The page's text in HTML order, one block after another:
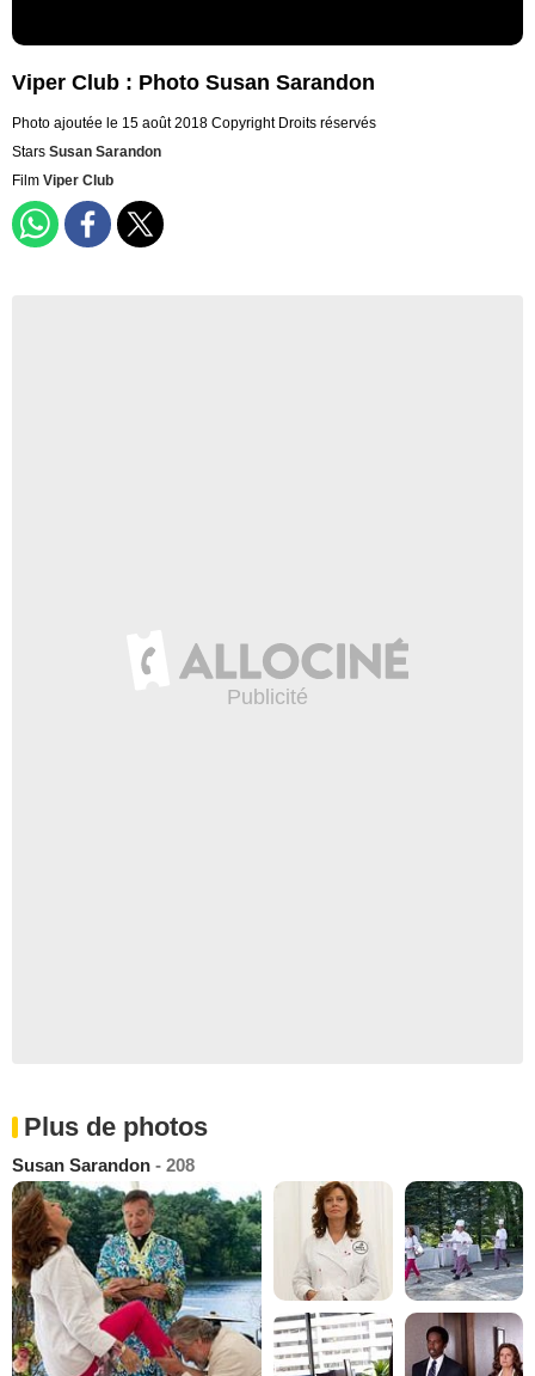
Viper Club : Photo Susan Sarandon
Photo ajoutée le 15 août 2018 Copyright Droits réservés
Stars Susan Sarandon
Film Viper Club
Plus de photos
Susan Sarandon - 208